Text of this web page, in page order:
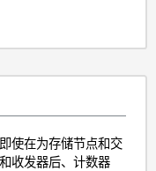
使在为存储节点和交
收发器后、计数器